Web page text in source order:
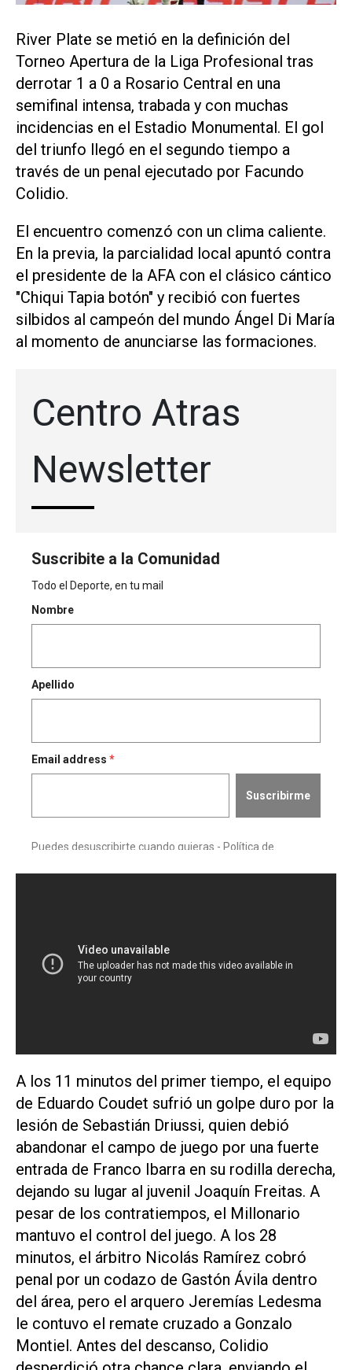
River Plate se metió en la definición del
Torneo Apertura de la Liga Profesional tras
derrotar 1 a 0 a Rosario Central en una
semifinal intensa, trabada y con muchas
incidencias en el Estadio Monumental. El gol
del triunfo llegó en el segundo tiempo a
través de un penal ejecutado por Facundo
Colidio.
El encuentro comenzó con un clima caliente.
En la previa, la parcialidad local apuntó contra
el presidente de la AFA con el clásico cántico
"Chiqui Tapia botón" y recibió con fuertes
silbidos al campeón del mundo Ángel Di María
al momento de anunciarse las formaciones.
A los 11 minutos del primer tiempo, el equipo
de Eduardo Coudet sufrió un golpe duro por la
lesión de Sebastián Driussi, quien debió
abandonar el campo de juego por una fuerte
entrada de Franco Ibarra en su rodilla derecha,
dejando su lugar al juvenil Joaquín Freitas. A
pesar de los contratiempos, el Millonario
mantuvo el control del juego. A los 28
minutos, el árbitro Nicolás Ramírez cobró
penal por un codazo de Gastón Ávila dentro
del área, pero el arquero Jeremías Ledesma
le contuvo el remate cruzado a Gonzalo
Montiel. Antes del descanso, Colidio